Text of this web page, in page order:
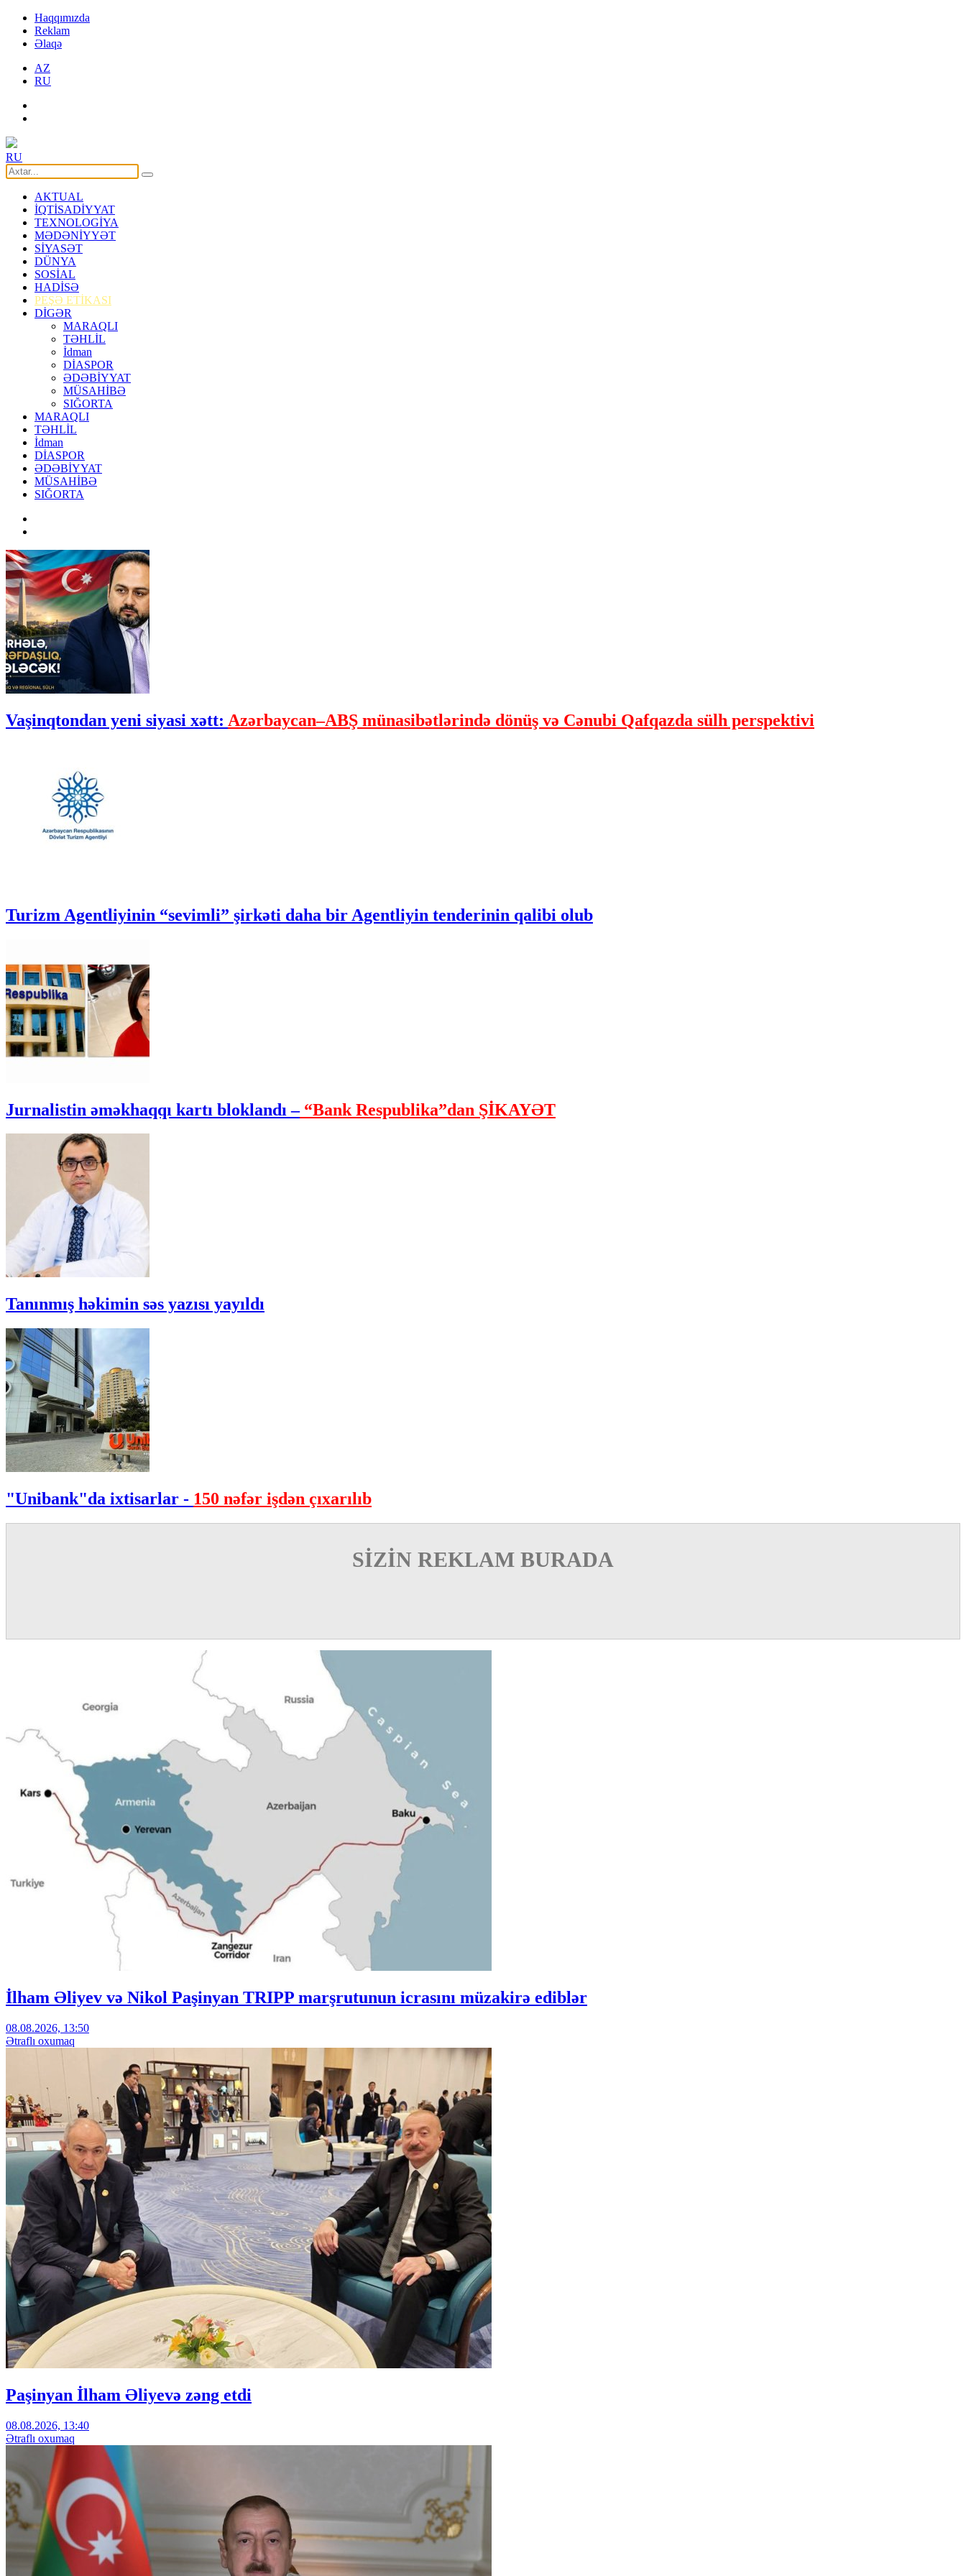
Haqqımızda
Reklam
Əlaqə
AZ
RU
RU
AKTUAL
İQTİSADİYYAT
TEXNOLOGİYA
MƏDƏNİYYƏT
SİYASƏT
DÜNYA
SOSİAL
HADİSƏ
PEŞƏ ETİKASI
DİGƏR
MARAQLI
TƏHLİL
İdman
DİASPOR
ƏDƏBİYYAT
MÜSAHİBƏ
SIĞORTA
MARAQLI
TƏHLİL
İdman
DİASPOR
ƏDƏBİYYAT
MÜSAHİBƏ
SIĞORTA
Vaşinqtondan yeni siyasi xətt: Azərbaycan–ABŞ münasibətlərində dönüş və Cənubi Qafqazda sülh perspektivi
Turizm Agentliyinin “sevimli” şirkəti daha bir Agentliyin tenderinin qalibi olub
Jurnalistin əməkhaqqı kartı bloklandı –“Bank Respublika”dan ŞİKAYƏT
Tanınmış həkimin səs yazısı yayıldı
"Unibank"da ixtisarlar - 150 nəfər işdən çıxarılıb
SİZİN REKLAM BURADA
İlham Əliyev və Nikol Paşinyan TRIPP marşrutunun icrasını müzakirə ediblər
08.08.2026, 13:50
Ətraflı oxumaq
Paşinyan İlham Əliyevə zəng etdi
08.08.2026, 13:40
Ətraflı oxumaq